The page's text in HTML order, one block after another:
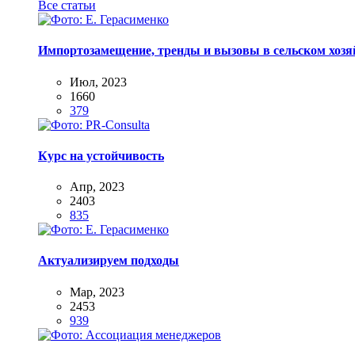
Все статьи
Импортозамещение, тренды и вызовы в сельском
Июл, 2023
1660
379
Курс на устойчивость
Апр, 2023
2403
835
Актуализируем подходы
Мар, 2023
2453
939